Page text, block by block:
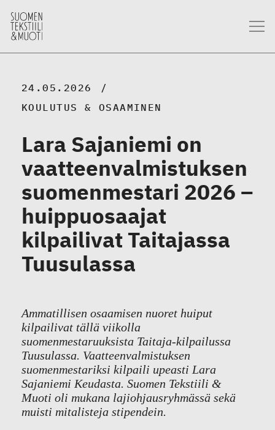
24.05.2026
KOULUTUS & OSAAMINEN
Lara Sajaniemi on
vaatteenvalmistuksen
suomenmestari 2026 –
huippuosaajat
kilpailivat Taitajassa
Tuusulassa
Ammatillisen osaamisen nuoret huiput
kilpailivat tällä viikolla
suomenmestaruuksista Taitaja-kilpailussa
Tuusulassa. Vaatteenvalmistuksen
suomenmestariksi kilpaili upeasti Lara
Sajaniemi Keudasta. Suomen Tekstiili &
Muoti oli mukana lajiohjausryhmässä sekä
muisti mitalisteja stipendein.